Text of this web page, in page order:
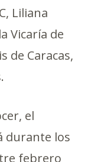
Liliana
Vicaría de
de Caracas,
el
durante los
febrero